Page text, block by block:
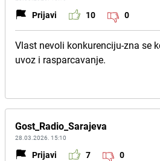
Prijavi 10 0
Vlast nevoli konkurenciju-zna se
uvoz i rasparcavanje.
Gost_Radio_Sarajeva
28.03.2026. 15:10
Prijavi 7 0